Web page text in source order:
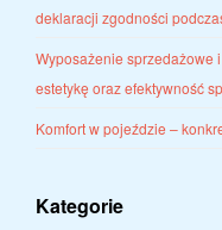
deklaracji zgodności
Wyposażenie sprzedażowe
estetykę oraz efektywność
Komfort w pojeździe –
Kategorie